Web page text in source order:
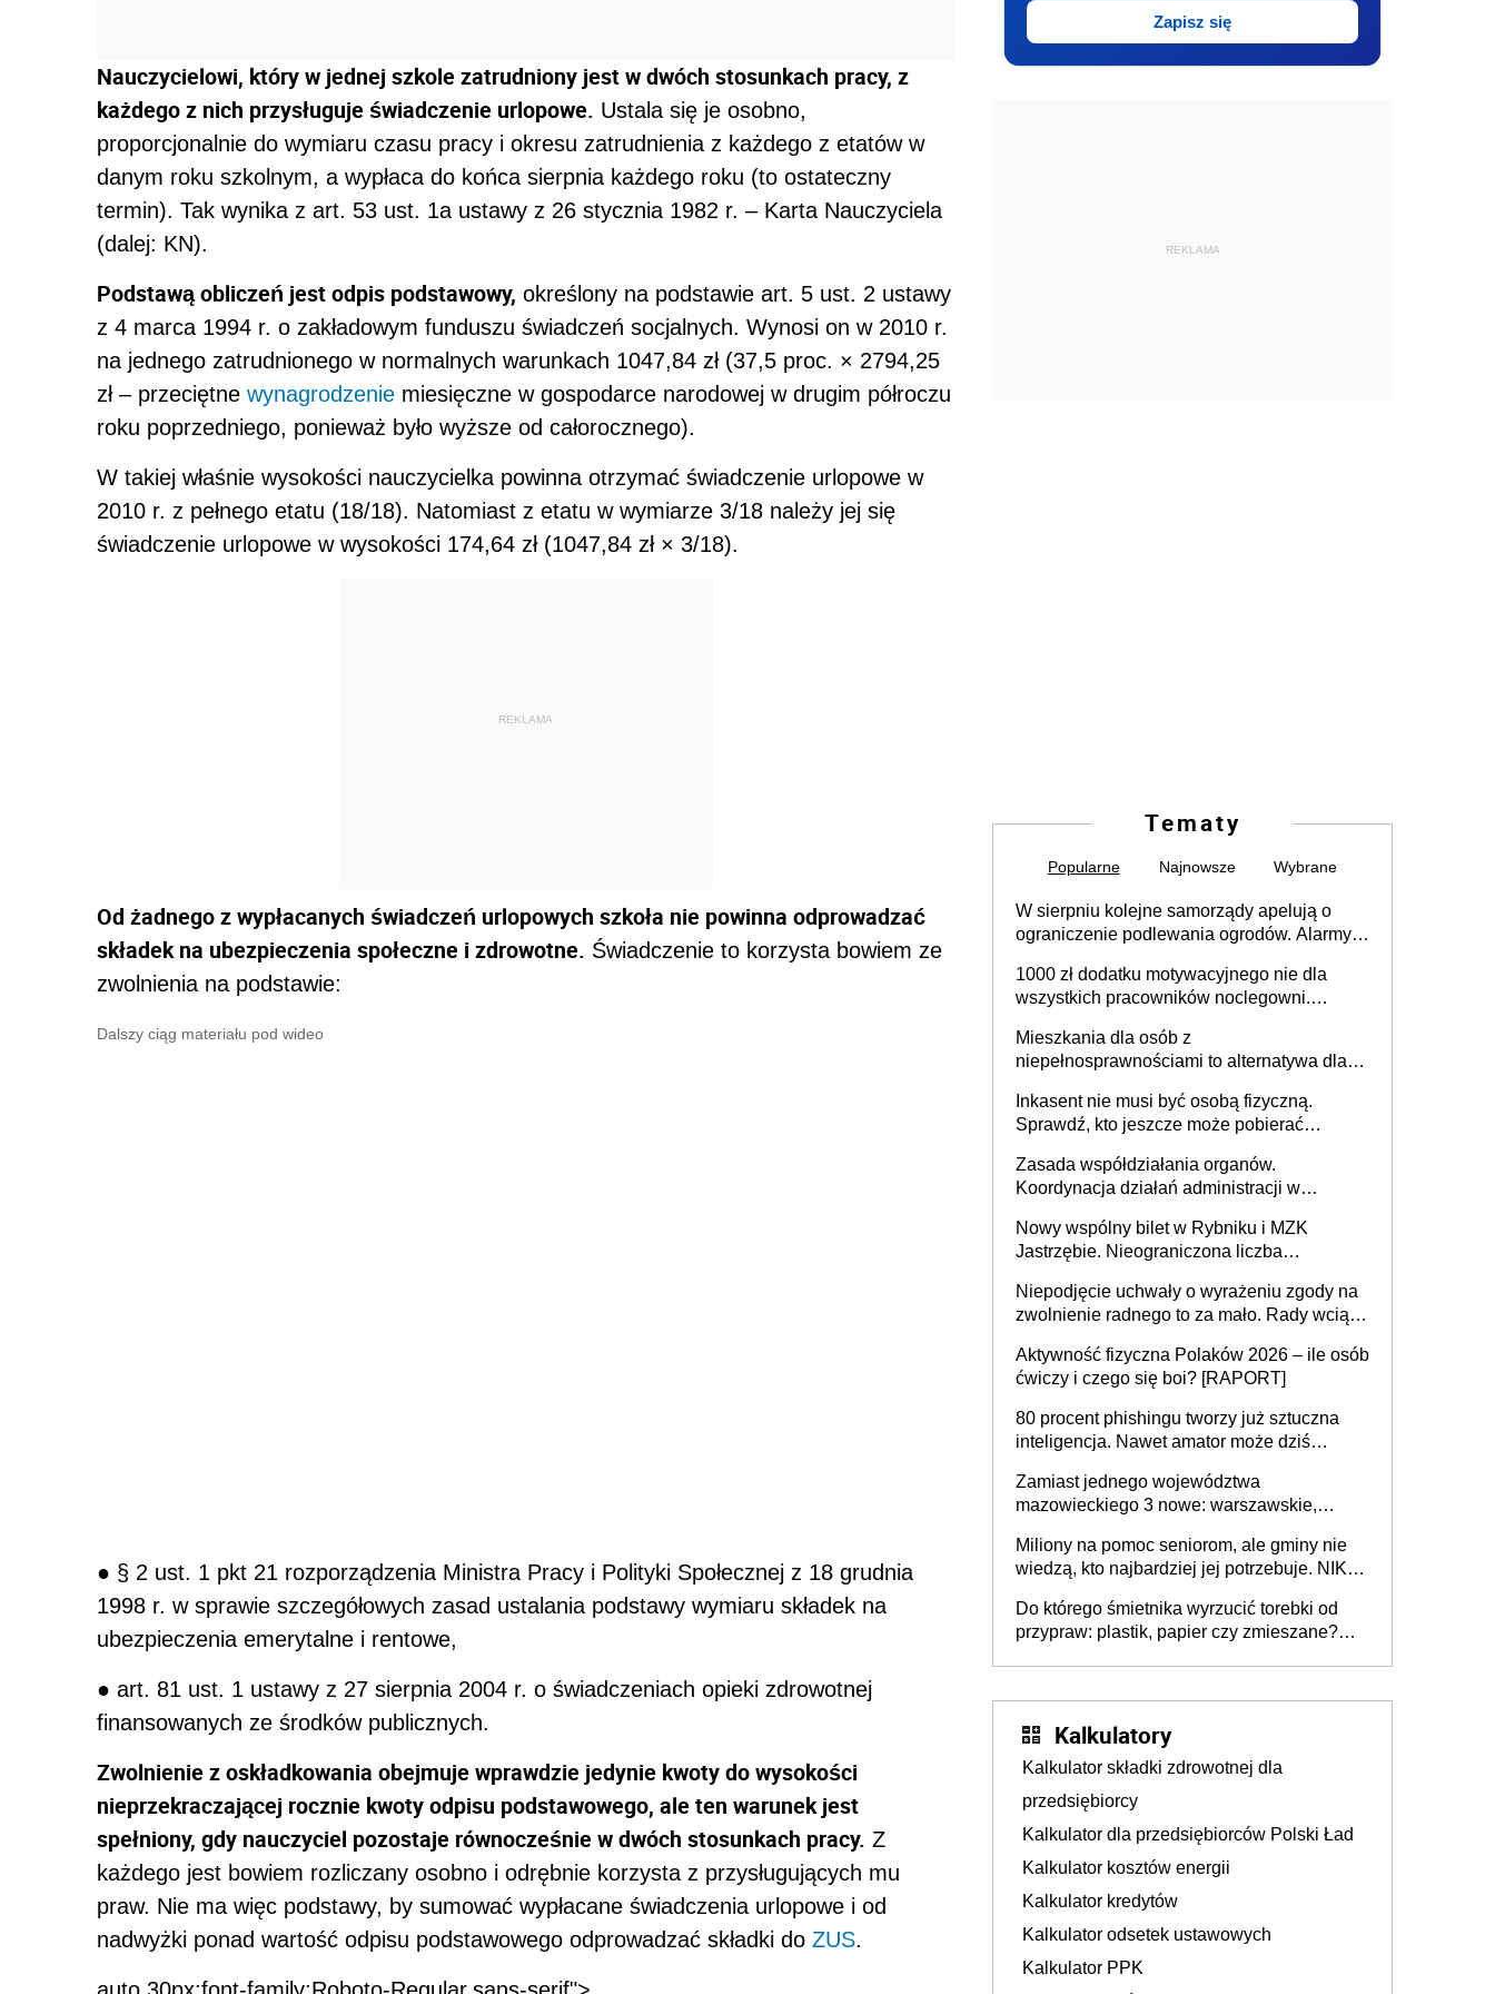
Nauczycielowi, który w jednej szkole zatrudniony jest w dwóch stosunkach pracy, z
każdego z nich przysługuje świadczenie urlopowe. Ustala się je osobno,
proporcjonalnie do wymiaru czasu pracy i okresu zatrudnienia z każdego z etatów w
danym roku szkolnym, a wypłaca do końca sierpnia każdego roku (to ostateczny
termin). Tak wynika z art. 53 ust. 1a ustawy z 26 stycznia 1982 r. – Karta Nauczyciela
(dalej: KN).
Podstawą obliczeń jest odpis podstawowy, określony na podstawie art. 5 ust. 2 ustawy
z 4 marca 1994 r. o zakładowym funduszu świadczeń socjalnych. Wynosi on w 2010 r.
na jednego zatrudnionego w normalnych warunkach 1047,84 zł (37,5 proc. × 2794,25
zł – przeciętne wynagrodzenie miesięczne w gospodarce narodowej w drugim półroczu
roku poprzedniego, ponieważ było wyższe od całorocznego).
W takiej właśnie wysokości nauczycielka powinna otrzymać świadczenie urlopowe w
2010 r. z pełnego etatu (18/18). Natomiast z etatu w wymiarze 3/18 należy jej się
świadczenie urlopowe w wysokości 174,64 zł (1047,84 zł × 3/18).
REKLAMA
Od żadnego z wypłacanych świadczeń urlopowych szkoła nie powinna odprowadzać
składek na ubezpieczenia społeczne i zdrowotne. Świadczenie to korzysta bowiem ze
zwolnienia na podstawie:
Dalszy ciąg materiału pod wideo
● § 2 ust. 1 pkt 21 rozporządzenia Ministra Pracy i Polityki Społecznej z 18 grudnia
1998 r. w sprawie szczegółowych zasad ustalania podstawy wymiaru składek na
ubezpieczenia emerytalne i rentowe,
● art. 81 ust. 1 ustawy z 27 sierpnia 2004 r. o świadczeniach opieki zdrowotnej
finansowanych ze środków publicznych.
Zwolnienie z oskładkowania obejmuje wprawdzie jedynie kwoty do wysokości
nieprzekraczającej rocznie kwoty odpisu podstawowego, ale ten warunek jest
spełniony, gdy nauczyciel pozostaje równocześnie w dwóch stosunkach pracy. Z
każdego jest bowiem rozliczany osobno i odrębnie korzysta z przysługujących mu
praw. Nie ma więc podstawy, by sumować wypłacane świadczenia urlopowe i od
nadwyżki ponad wartość odpisu podstawowego odprowadzać składki do ZUS.
Zapisz się
REKLAMA
Tematy
Popularne Najnowsze Wybrane
W sierpniu kolejne samorządy apelują o
ograniczenie podlewania ogrodów. Alarmy w
może objąć cały kraj
1000 zł dodatku motywacyjnego nie dla
wszystkich pracowników noclegowni.
Mieszkania dla osób z
niepełnosprawnościami to alternatywa dla
samodzielnie lub z rodziną
Inkasent nie musi być osobą fizyczną.
Sprawdź, kto jeszcze może pobierać
Zasada współdziałania organów.
Koordynacja działań administracji w
Nowy wspólny bilet w Rybniku i MZK
Jastrzębie. Nieograniczona liczba
Niepodjęcie uchwały o wyrażeniu zgody na
zwolnienie radnego to za mało. Rady wciąż
rozstrzygać sprawy
Aktywność fizyczna Polaków 2026 – ile osób
ćwiczy i czego się boi? [RAPORT]
80 procent phishingu tworzy już sztuczna
inteligencja. Nawet amator może dziś
Zamiast jednego województwa
mazowieckiego 3 nowe: warszawskie,
Europie nie ma tak dużych jednostek
stołecznych
Miliony na pomoc seniorom, ale gminy nie
wiedzą, kto najbardziej jej potrzebuje. NIK
Do którego śmietnika wyrzucić torebki od
przypraw: plastik, papier czy zmieszane?
Kalkulatory
Kalkulator składki zdrowotnej dla
przedsiębiorcy
Kalkulator dla przedsiębiorców Polski Ład
Kalkulator kosztów energii
Kalkulator kredytów
Kalkulator odsetek ustawowych
Kalkulator PPK